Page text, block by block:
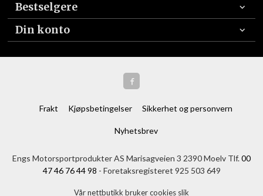
Bestselgere
Din konto
Frakt Kjøpsbetingelser Sikkerhet og personvern
Nyhetsbrev
Engs Motorsportprodukter AS Marisagveien 3 2390 Moelv Tlf.00
47 46 76 44 98 - Foretaksregisteret 925 503 649
Vår nettbutikk bruker cookies slik